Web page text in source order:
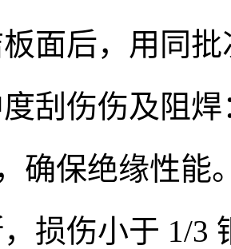
面后，用同
刮伤伤及阻
确保绝缘性能
损伤小于 1/3